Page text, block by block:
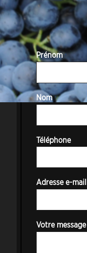
Prénom*
Nom*
A
d
e
s
s
Téléphone
Adresse e-mail
Votre message